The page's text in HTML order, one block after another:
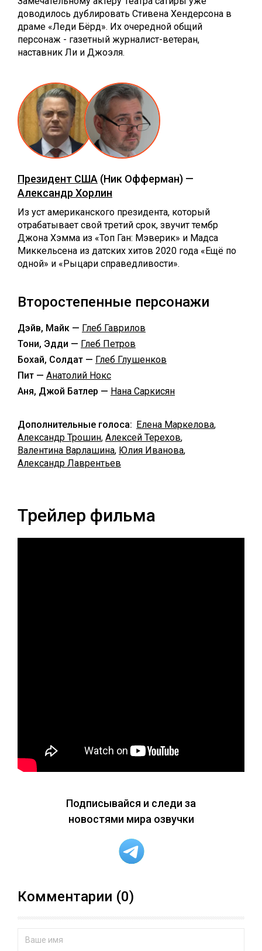
доводилось дублировать Стивена Хендерсона в
драме «Леди Бёрд». Их очередной общий
персонаж - газетный журналист-ветеран,
наставник Ли и Джоэля.
Президент США (Ник Офферман) —
Александр Хорлин
Из уст американского президента, который
отрабатывает свой третий срок, звучит тембр
Джона Хэмма из «Топ Ган: Мэверик» и Мадса
Миккельсена из датских хитов 2020 года «Ещё по
одной» и «Рыцари справедливости».
Второстепенные персонажи
Дэйв, Майк — Глеб Гаврилов
Тони, Эдди — Глеб Петров
Бохай, Солдат — Глеб Глушенков
Пит — Анатолий Нокс
Аня, Джой Батлер — Нана Саркисян
Дополнительные голоса: Елена Маркелова,
Александр Трошин, Алексей Терехов,
Валентина Варлашина, Юлия Иванова,
Александр Лаврентьев
Трейлер фильма
Подписывайся и следи за
новостями мира озвучки
Комментарии (0)